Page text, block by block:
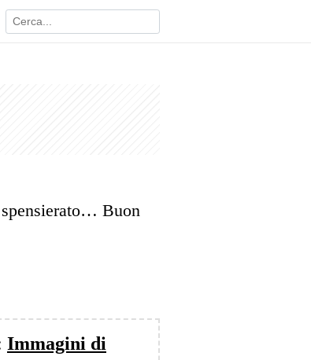
Buon
Immagini di